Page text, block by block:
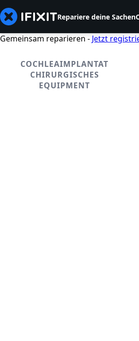
Repariere deine Sachen
Gemeinsam reparieren - Jetzt
COCHLEAIMPLANTAT
CHIRURGISCHES
EQUIPMENT